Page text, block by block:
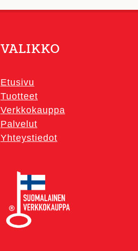
VALIKKO
Etusivu
Tuotteet
Verkkokauppa
Palvelut
Yhteystiedot